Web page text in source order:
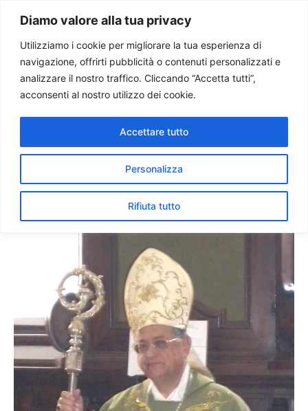
Diamo valore alla tua privacy
Utilizziamo i cookie per migliorare la tua esperienza di
navigazione, offrirti pubblicità o contenuti personalizzati e
analizzare il nostro traffico. Cliccando “Accetta tutti”,
acconsenti al nostro utilizzo dei cookie.
Personalizza
Rifiuta tutto
Accettare tutto
Paolo Ondarza
Il patriarca Twal: cresce il
fanatismo religioso in Medio
Oriente, non lasciateci soli!